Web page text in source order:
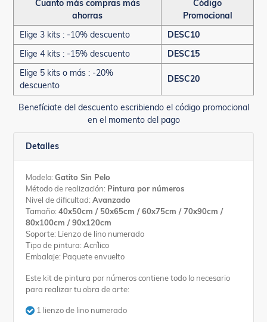
Cuanto más compras más
ahorras
Código
Promocional
Elige 3 kits : -10% descuento
DESC10
Elige 4 kits : -15% descuento
DESC15
Elige 5 kits o más : -20%
descuento
DESC20
Benefíciate del descuento escribiendo el código promocional
en el momento del pago
Detalles
Modelo: Gatito Sin Pelo
Método de realización: Pintura por números
Nivel de dificultad: Avanzado
Tamaño: 40x50cm / 50x65cm / 60x75cm / 70x90cm /
80x100cm / 90x120cm
Soporte: Lienzo de lino numerado
Tipo de pintura: Acrílico
Embalaje: Paquete envuelto
Este kit de pintura por números contiene todo lo necesario
para realizar tu obra de arte:
1 lienzo de lino numerado